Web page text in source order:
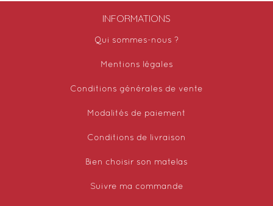
INFORMATIONS
Qui sommes-nous ?
Mentions légales
Conditions générales de vente
Modalités de paiement
Conditions de livraison
Bien choisir son matelas
Suivre ma commande